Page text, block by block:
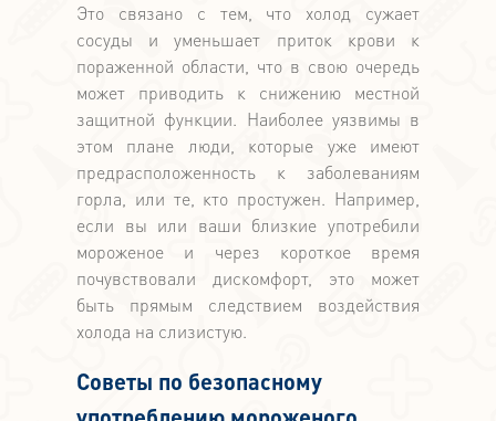
Это связано с тем, что холод сужает
сосуды и уменьшает приток крови к
пораженной области, что в свою очередь
может приводить к снижению местной
защитной функции. Наиболее уязвимы в
этом плане люди, которые уже имеют
предрасположенность к заболеваниям
горла, или те, кто простужен. Например,
если вы или ваши близкие употребили
мороженое и через короткое время
почувствовали дискомфорт, это может
быть прямым следствием воздействия
холода на слизистую.
Советы по безопасному